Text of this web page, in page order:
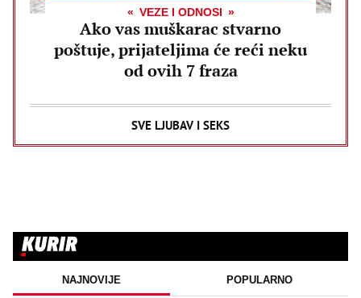
VEZE I ODNOSI
Ako vas muškarac stvarno
poštuje, prijateljima će reći neku
od ovih 7 fraza
SVE LJUBAV I SEKS
NAJNOVIJE POPULARNO